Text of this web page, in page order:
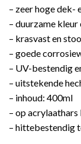
– zeer hoge dek-
– duurzame kleur
– krasvast en
– goede
– UV-bestendig
– uitstekende
– inhoud: 400ml
– op acrylaathars
– hittebestendig